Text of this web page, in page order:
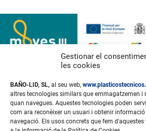
Gestionar el
les cookies
BAÑO-LID, SL, al seu web,
altres tecnologies similars que emmagatzemen i
quan navegues. Aquestes tecnologies poden
com ara reconèixer un usuari i obtenir
navegació. Els usos concrets que fem d'aquestes